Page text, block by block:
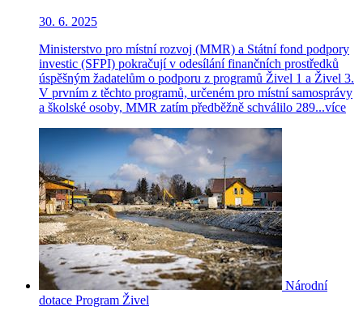
30. 6. 2025
Ministerstvo pro místní rozvoj (MMR) a Státní fond podpory
investic (SFPI) pokračují v odesílání finančních prostředků
úspěšným žadatelům o podporu z programů Živel 1 a Živel 3.
V prvním z těchto programů, určeném pro místní samosprávy
a školské osoby, MMR zatím předběžně schválilo 289...více
Národní
dotace Program Živel